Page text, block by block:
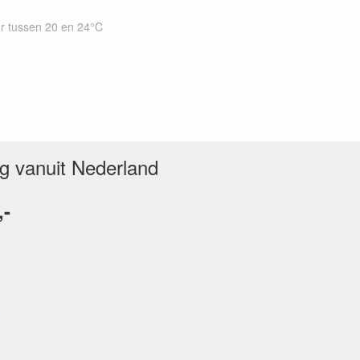
tussen 20 en 24°C
mee tot hij stopt met draaien.
vanuit Nederland